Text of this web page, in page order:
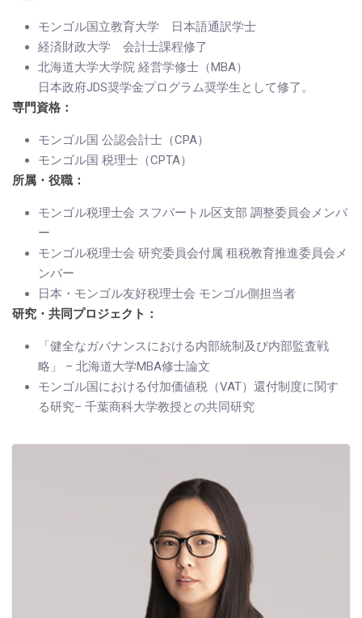
モンゴル国立教育大学 日本語通訳学士
経済財政大学 会計士課程修了
北海道大学大学院 経営学修士（MBA）
日本政府JDS奨学金プログラム奨学生として修了。
専門資格：
モンゴル国 公認会計士（CPA）
モンゴル国 税理士（CPTA）
所属・役職：
モンゴル税理士会 スフバートル区支部 調整委員会メンバ
ー
モンゴル税理士会 研究委員会付属 租税教育推進委員会メ
ンバー
日本・モンゴル友好税理士会 モンゴル側担当者
研究・共同プロジェクト：
「健全なガバナンスにおける内部統制及び内部監査戦
略」 – 北海道大学MBA修士論文
モンゴル国における付加価値税（VAT）還付制度に関す
る研究– 千葉商科大学教授との共同研究